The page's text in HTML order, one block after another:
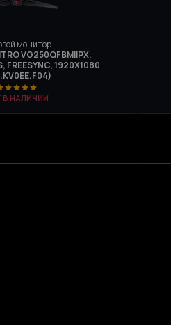
монитор
VG250QFBMIIPX,
FREESYNC, 1920Х1080
В НАЛИЧИИ